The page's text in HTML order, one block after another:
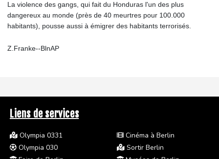
La violence des gangs, qui fait du Honduras l'un des plus
dangereux au monde (près de 40 meurtres pour 100.000
habitants), pousse aussi à émigrer des habitants terrorisés.
Z.Franke--BlnAP
Liens de services
Olympia 0331
Olympia 030
Cinéma à Berlin
Sortir Berlin